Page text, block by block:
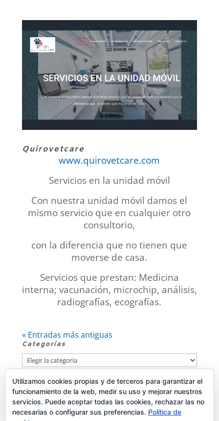
Quirovetcare
www.quirovetcare.com
Servicios en la unidad móvil
Con nuestra unidad móvil damos el
mismo servicio que en cualquier otro
consultorio,
con la diferencia que no tienen que
moverse de casa.
Servicios que prestan: Medicina
interna; vacunación, microchip, análisis,
radiografías, ecografías.
« Entradas más antiguas
Categorías
Categorías
Publicidad
Utilizamos cookies propias y de terceros para garantizar el
funcionamiento de la web, medir su uso y mejorar nuestros
servicios. Puede aceptar todas las cookies, rechazar las no
necesarias o configurar sus preferencias. Política de